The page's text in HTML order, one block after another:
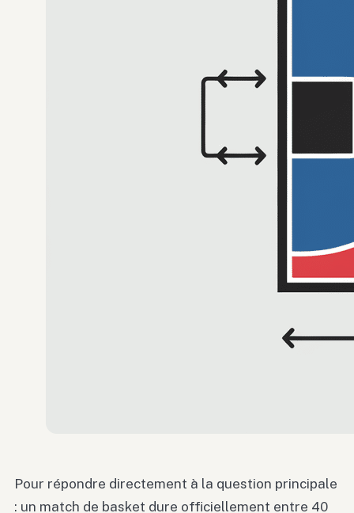
Pour répondre directement à la question principale
: un match de basket dure officiellement entre 40